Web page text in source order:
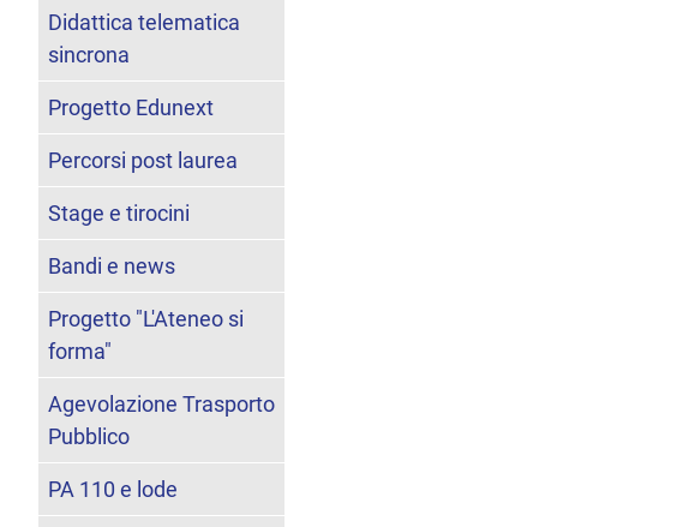
Didattica telematica
sincrona
Progetto Edunext
Percorsi post laurea
Stage e tirocini
Bandi e news
Progetto "L'Ateneo si
forma"
Agevolazione Trasporto
Pubblico
PA 110 e lode